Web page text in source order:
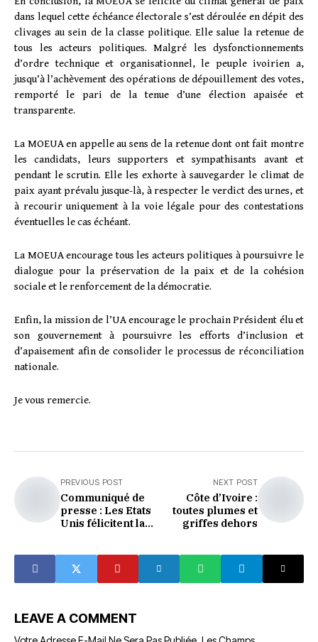
dans lequel cette échéance électorale s’est déroulée en dépit des
clivages au sein de la classe politique. Elle salue la retenue de
tous les acteurs politiques. Malgré les dysfonctionnements
d’ordre technique et organisationnel, le peuple ivoirien a,
jusqu’à l’achèvement des opérations de dépouillement des votes,
remporté le pari de la tenue d’une élection apaisée et
transparente.
La MOEUA en appelle au sens de la retenue dont ont fait montre
les candidats, leurs supporters et sympathisants avant et
pendant le scrutin. Elle les exhorte à sauvegarder le climat de
paix ayant prévalu jusque-là, à respecter le verdict des urnes, et
à recourir uniquement à la voie légale pour des contestations
éventuelles le cas échéant.
La MOEUA encourage tous les acteurs politiques à poursuivre le
dialogue pour la préservation de la paix et de la cohésion
sociale et le renforcement de la démocratie.
Enfin, la mission de l’UA encourage le prochain Président élu et
son gouvernement à poursuivre les efforts d’inclusion et
d’apaisement afin de consolider le processus de réconciliation
nationale.
Je vous remercie.
PREVIOUS POST
Communiqué de
presse : Les Etats
Unis félicitent la
Indépendante
NEXT POST
Côte d’Ivoire :
toutes plumes et
griffes dehors
LEAVE A COMMENT